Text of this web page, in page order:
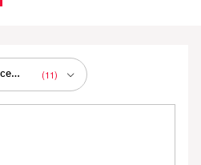
กงานแบบครบวงจร แม่นยำ
(11)